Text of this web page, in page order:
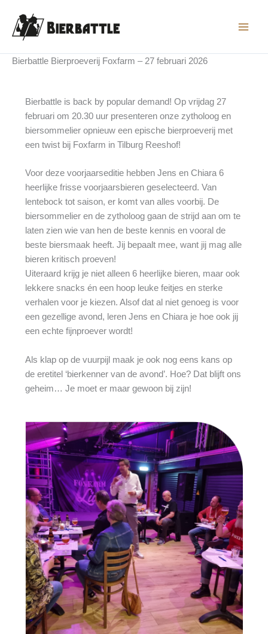
naar
Bierbattle Bierproeverij Foxfarm – 27 februari 2026
Bierbattle is back by popular demand! Op vrijdag 27
februari om 20.30 uur presenteren onze zytholoog en
biersommelier opnieuw een epische bierproeverij met
een twist bij Foxfarm in Tilburg Reeshof!
Voor deze voorjaarseditie hebben Jens en Chiara 6
heerlijke frisse voorjaarsbieren geselecteerd. Van
lentebock tot saison, er komt van alles voorbij. De
biersommelier en de zytholoog gaan de strijd aan om te
laten zien wie van hen de beste kennis en vooral de
beste biersmaak heeft. Jij bepaalt mee, want jij mag alle
bieren kritisch proeven!
Uiteraard krijg je niet alleen 6 heerlijke bieren, maar ook
lekkere snacks én een hoop leuke feitjes en sterke
verhalen voor je kiezen. Alsof dat al niet genoeg is voor
een gezellige avond, leren Jens en Chiara je hoe ook jij
een echte fijnproever wordt!
Als klap op de vuurpijl maak je ook nog eens kans op
de eretitel ‘bierkenner van de avond’. Hoe? Dat blijft ons
geheim… Je moet er maar gewoon bij zijn!